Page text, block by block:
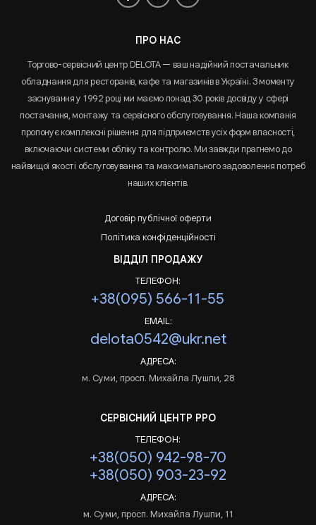
ПРО НАС
Торгово-сервісний центр DELOTA — ваш надійний постачальник
обладнання для ресторанів, кафе та магазинів в Україні. З моменту
заснування у 1992 році ми маємо понад 30 років досвіду у сфері
постачання, монтажу та сервісного обслуговування. Наша компанія
пропонує комплексні рішення для підприємств усіх форм власності,
включаючи системи обліку та контролю. Ми завжди прагнемо до
найвищої якості обслуговування та максимального задоволення потреб
наших клієнтів.
Договір публічної оферти
Політика конфіденційності
ВІДДІЛ ПРОДАЖУ
ТЕЛЕФОН:
+38(095) 566-11-55
EMAIL:
delota0542@ukr.net
АДРЕСА:
м. Суми, просп. Михайла Лушпи, 28
СЕРВІСНИЙ ЦЕНТР РРО
ТЕЛЕФОН:
+38(050) 942-98-70
+38(050) 903-23-92
АДРЕСА:
м. Суми, просп. Михайла Лушпи, 11